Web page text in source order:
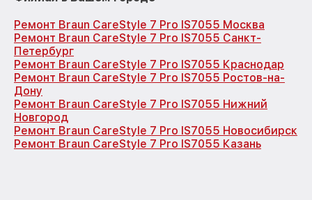
Ремонт Braun CareStyle 7 Pro IS7055 Москва
Ремонт Braun CareStyle 7 Pro IS7055 Санкт-
Петербург
Ремонт Braun CareStyle 7 Pro IS7055 Краснодар
Ремонт Braun CareStyle 7 Pro IS7055 Ростов-на-
Дону
Ремонт Braun CareStyle 7 Pro IS7055 Нижний
Новгород
Ремонт Braun CareStyle 7 Pro IS7055 Новосибирск
Ремонт Braun CareStyle 7 Pro IS7055 Казань